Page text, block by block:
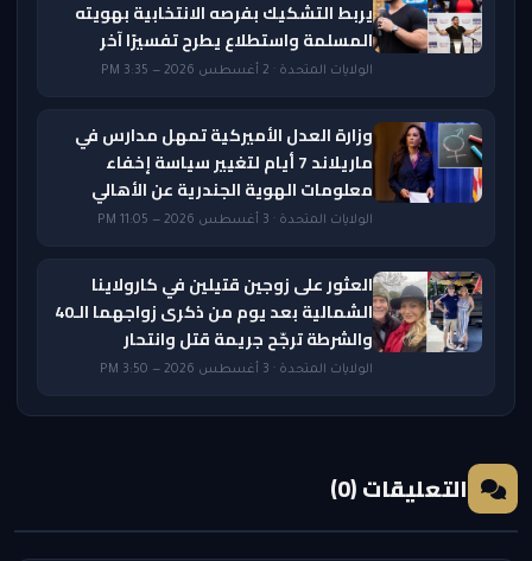
يربط التشكيك بفرصه الانتخابية بهويته
المسلمة واستطلاع يطرح تفسيرًا آخر
الولايات المتحدة · 2 أغسطس 2026 — 3:35 PM
وزارة العدل الأميركية تمهل مدارس في
ماريلاند 7 أيام لتغيير سياسة إخفاء
معلومات الهوية الجندرية عن الأهالي
الولايات المتحدة · 3 أغسطس 2026 — 11:05 PM
العثور على زوجين قتيلين في كارولاينا
الشمالية بعد يوم من ذكرى زواجهما الـ40
والشرطة ترجّح جريمة قتل وانتحار
الولايات المتحدة · 3 أغسطس 2026 — 3:50 PM
التعليقات (0)